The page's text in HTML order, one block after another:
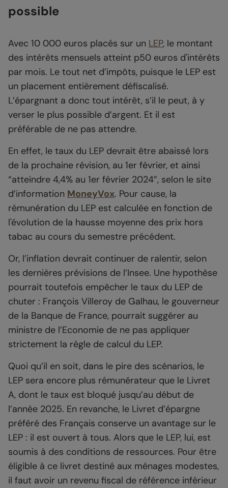
possible
Avec 10 000 euros placés sur un LEP, le montant
des intérêts mensuels atteint p50 euros d'intérêts
par mois. Le tout net d’impôts, puisque le LEP est
un placement entièrement défiscalisé.
L’épargnant a donc tout intérêt, s’il le peut, à y
verser le plus possible d’argent. Et il est
préférable de ne pas attendre.
En effet, le taux du LEP devrait être abaissé lors
de la prochaine révision, au 1er février, et ainsi
“atteindre 4,4% au 1er février 2024”, selon le site
d’information MoneyVox. Pour cause, la
rémunération du LEP est calculée en fonction de
l'évolution de la hausse moyenne des prix hors
tabac au cours du semestre précédent.
Or, l’inflation devrait continuer de ralentir, selon
les dernières prévisions de l’Insee. Une hypothèse
pourrait toutefois empêcher le taux du LEP de
chuter : François Villeroy de Galhau, le gouverneur
de la Banque de France, pourrait suggérer au
ministre de l’Economie de ne pas appliquer
strictement la règle de calcul du LEP.
Quoi qu’il en soit, dans le pire des scénarios, le
LEP sera encore plus rémunérateur que le Livret
A, dont le taux est bloqué jusqu’au début de
l’année 2025. En revanche, le Livret d’épargne
préféré des Français conserve un avantage sur le
LEP : il est ouvert à tous. Alors que le LEP, lui, est
soumis à des conditions de ressources. Pour être
éligible à ce livret destiné aux ménages modestes,
il faut avoir un revenu fiscal de référence inférieur